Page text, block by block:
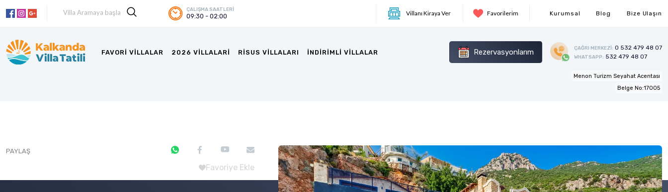
ÇALIŞMA SAATLERİ
09:30 - 02:00 Villanı Kiraya Ver Favorilerim Kurumsal Blog Bize Ulaşın
FAVORI VILLALAR 2026 VILLALARI RISUS VILLALARI İNDIRIMLI VILLALAR Rezervasyonlarım ÇAĞRI MERKEZİ: 0 532 479 48 07
WHATSAPP: 532 479 48 07
Menon Turizm Seyahat Acentası
Belge No:17005
PAYLAŞ
Favoriye Ekle